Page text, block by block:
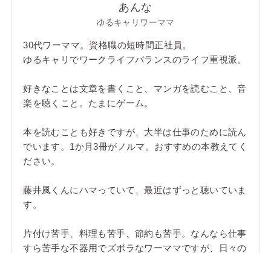
あんな
ゆるキャリワーママ
30代ワーママ。資格職の短時間正社員。
ゆるキャリでワークライフバランスのライフ重視派。
好きなことは文章を書くこと、マンガを読むこと、音
楽を聴くこと。たまにゲーム。
本を読むことも好きですが、大半は仕事のために読ん
でいます。1か月3冊がノルマ。おすすめの本教えてく
ださい。
藤井風くんにハマっていて、最近はずっと聴いていま
す。
片付け苦手、料理も苦手、節約も苦手。なんなら仕事
すら苦手な不器用でズボラなワーママですが、日々の